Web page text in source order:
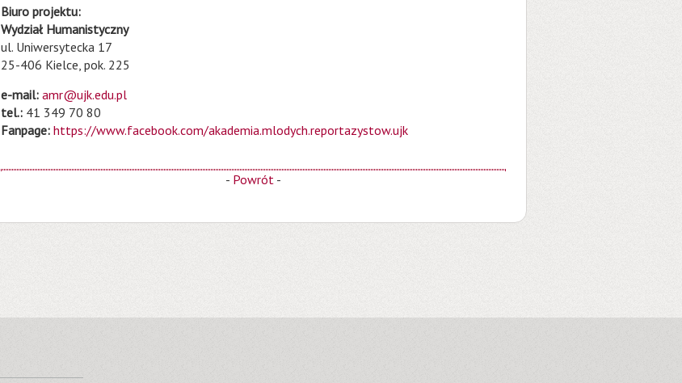
Biuro projektu:
Wydział Humanistyczny
ul. Uniwersytecka 17
25-406 Kielce, pok. 225
e-mail: amr@ujk.edu.pl
tel.: 41 349 70 80
Fanpage: https://www.facebook.com/akademia.mlodych.reportazystow.ujk
- Powrót -